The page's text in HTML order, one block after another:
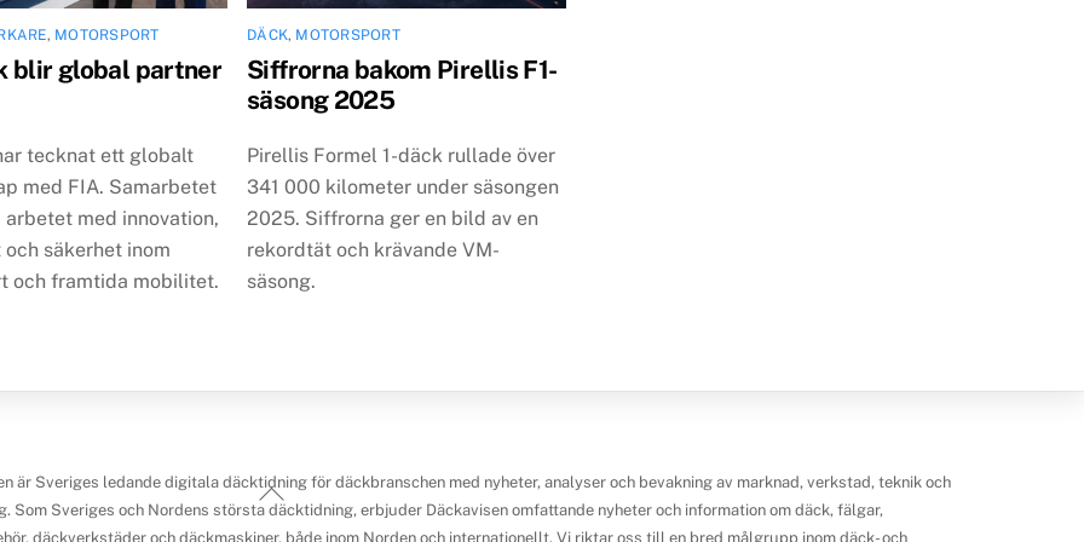
, MOTORSPORT
blir global partner
tecknat ett globalt
med FIA. Samarbetet
arbetet med innovation,
säkerhet inom
och framtida mobilitet.
DÄCK, MOTORSPORT
Siffrorna bakom Pirellis F1-
säsong 2025
Pirellis Formel 1-däck rullade över
341 000 kilometer under säsongen
2025. Siffrorna ger en bild av en
rekordtät och krävande VM-
säsong.
Back
To
är Sveriges ledande digitala däcktidning för däckbranschen med nyheter, analyser och bevakning av marknad, verkstad, teknik och
Som Sveriges och Nordens största däcktidning, erbjuder Däckavisen omfattande nyheter och information om däck, fälgar,
däckverkstäder och däckmaskiner, både inom Norden och internationellt. Vi riktar oss till en bred målgrupp inom däck- och